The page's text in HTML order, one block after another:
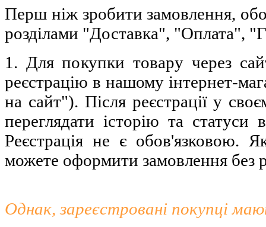
Перш ніж зробити замовлення,
розділами "Доставка", "Оплата",
1. Для покупки товару через
реєстрацію в нашому інтернет-
на сайт"). Після реєстрації у
переглядати історію та статуси
Реєстрація не є обов'язковою.
можете оформити замовлення без
Однак, зареєстровані покупці